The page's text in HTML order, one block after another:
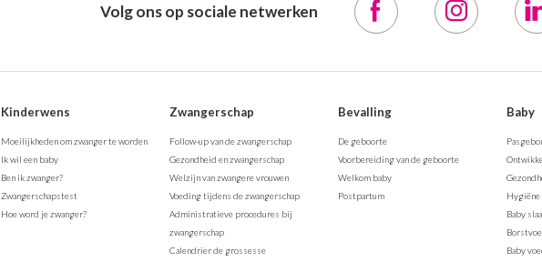
Volg ons op sociale netwerken
Kinderwens
Moeilijkheden om zwanger te worden
Ik wil een baby
Ben ik zwanger?
Zwangerschapstest
Hoe word je zwanger?
Zwangerschap
Follow-up van de zwangerschap
Gezondheid en zwangerschap
Welzijn van zwangere vrouwen
Voeding tijdens de zwangerschap
Administratieve procedures bij
zwangerschap
Calendrier de grossesse
Bevalling
De geboorte
Voorbereiding van de geboorte
Welkom baby
Postpartum
Baby
Hygiëne
Baby
Baby